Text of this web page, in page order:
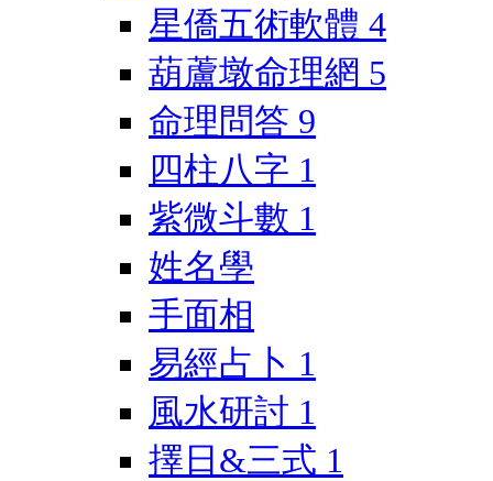
星僑五術軟體 4
葫蘆墩命理網 5
命理問答 9
四柱八字 1
紫微斗數 1
姓名學
手面相
易經占卜 1
風水研討 1
擇日&三式 1